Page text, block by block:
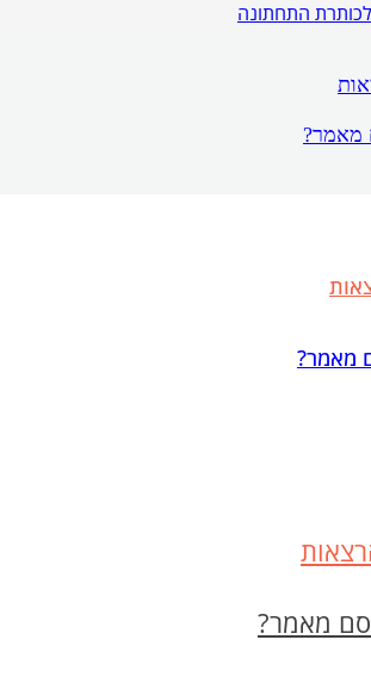
התחתונה
מאמר?
מאמר?
מאמר?